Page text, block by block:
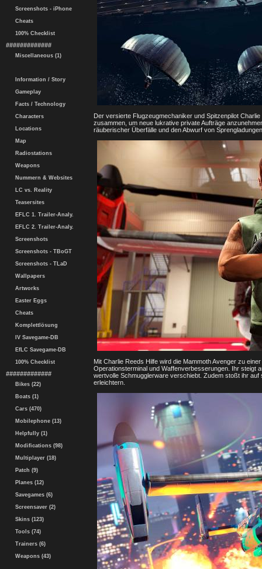
Screenshots - iPhone
Cheats
100% Checklist
#############
Miscellaneous (1)
Information / Story
Gameplay
Facts / Technology
Characters
Locations
Map
Radiostations
Weapons
Nummern & Websites
LC vs. Reality
Teasersites
EFLC 1. Trailer-Analy.
EFLC 2. Trailer-Analy.
Screenshots
Screenshots - TBoGT
Screenshots - TLaD
Wallpapers
Artworks
Easter Eggs
Cheats
Komplettlösung
IV Savegame-DB
EfLC Savegame-DB
100% Checklist
#############
Bikes (22)
Boats (1)
Cars (470)
Mobilephone (13)
Helpfully (1)
Modifications (98)
Multiplayer (18)
Patch (9)
Planes (12)
Savegames (6)
Screensaver (2)
Skins (123)
Tools (74)
Trainers (6)
Weapons (43)
Der versierte Flugzeugmechaniker und Spitzenpilot
zusammen, um neue lukrative private Aufträge
räuberischer Überfälle und den Abwurf von
Mit Charlie Reeds Hilfe wird die Mammoth Avenger zu
Operationsterminal und Waffenverbesserungen. Ihr steigt
wertvolle Schmugglerware verschiebt. Zudem stoßt ihr
erleichtern.